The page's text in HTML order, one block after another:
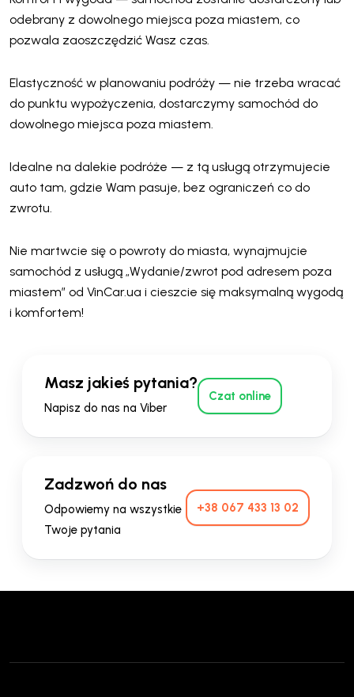
odebrany z dowolnego miejsca poza miastem, co
pozwala zaoszczędzić Wasz czas.
Elastyczność w planowaniu podróży — nie trzeba wracać
do punktu wypożyczenia, dostarczymy samochód do
dowolnego miejsca poza miastem.
Idealne na dalekie podróże — z tą usługą otrzymujecie
auto tam, gdzie Wam pasuje, bez ograniczeń co do
zwrotu.
Nie martwcie się o powroty do miasta, wynajmujcie
samochód z usługą „Wydanie/zwrot pod adresem poza
miastem” od VinCar.ua i cieszcie się maksymalną wygodą
i komfortem!
Masz jakieś pytania?
Napisz do nas na Viber
Czat online
Zadzwoń do nas
Odpowiemy na wszystkie
Twoje pytania
+38 067 433 13 02